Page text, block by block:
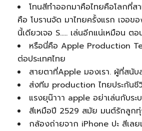
โทนสีทำออกมาคือไทยคือโลกที่
คือ โบรานจัด มาไทยครั้งแรก เจอ
นี้เดียวเจอ S..... เล่นอีกแน่เหมือน ต
หรือนี่คือ Apple Production
ต่อประเทศไทย
สายตาที่Apple มองเรา. ผู้ที่สนับ
ส่งทีม production ไทยประกัน
แรงยุน๊าาา apple อย่าเล่นกับระ
สีเหมือปี 2529 สมัย มนต์รักลูก
กล้องถ่ายจาก iPhone ปะ สีเลย